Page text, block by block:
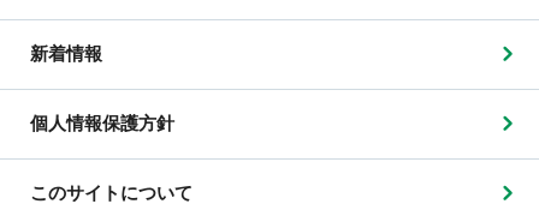
新着情報
個人情報保護方針
このサイトについて